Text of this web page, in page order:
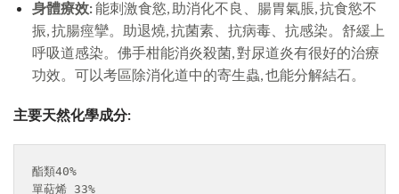
身體療效:能刺激食慾, 助消化不良、腸胃氣脹, 抗食慾不
振, 抗腸痙攣。助退燒, 抗菌素、抗病毒、抗感染。舒緩上
呼吸道感染。佛手柑能消炎殺菌, 對尿道炎有很好的治療
功效。可以考區除消化道中的寄生蟲, 也能分解結石。
主要天然化學成分:
酯類40%
單萜烯 33%